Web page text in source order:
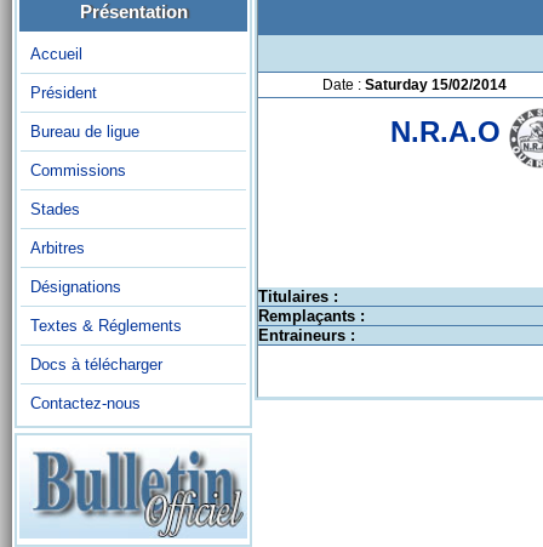
Présentation
Accueil
Président
Bureau de ligue
Commissions
Stades
Arbitres
Désignations
Textes & Réglements
Docs à télécharger
Contactez-nous
Date : Saturday 15/02/2014
N.R.A.O
Titulaires :
Remplaçants :
Entraineurs :